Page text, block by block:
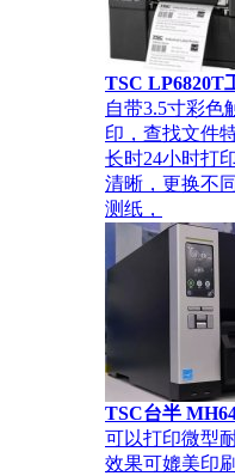
TSC LP6820T
自带3.5寸彩色
印，查找文件
长时24小时打
清晰，更换不
测纸，
TSC台半
可以打印微型
效果可媲美印